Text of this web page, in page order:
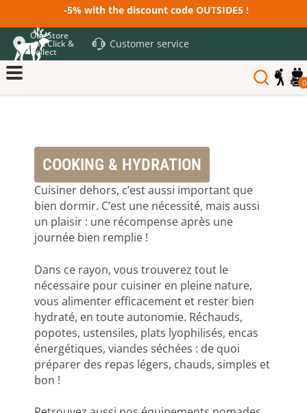
-5% with the discount code OUTSIDE5 !
Our Store
and Click &
Collect
Customer service
0
COOKING & HYDRATION
Cuisiner dehors, c’est aussi important que
bien dormir. C’est une nécessité, mais aussi
un plaisir : une récompense après une
journée bien remplie !
Dans ce rayon, vous trouverez tout le
nécessaire pour cuisiner en pleine nature,
vous alimenter efficacement et rester bien
hydraté, en toute autonomie. Réchauds,
popotes, ustensiles, plats lyophilisés, encas
énergétiques, viandes séchées : de quoi
préparer des repas légers, chauds, simples et
bon !